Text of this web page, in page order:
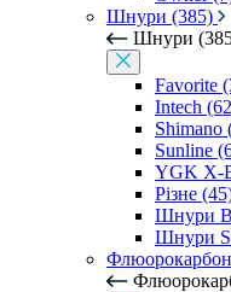
Шнури (385)
Шнури
Favorite
Intech
Shimano
Sunline
YGK X-
Різне
Шнури
Шнури